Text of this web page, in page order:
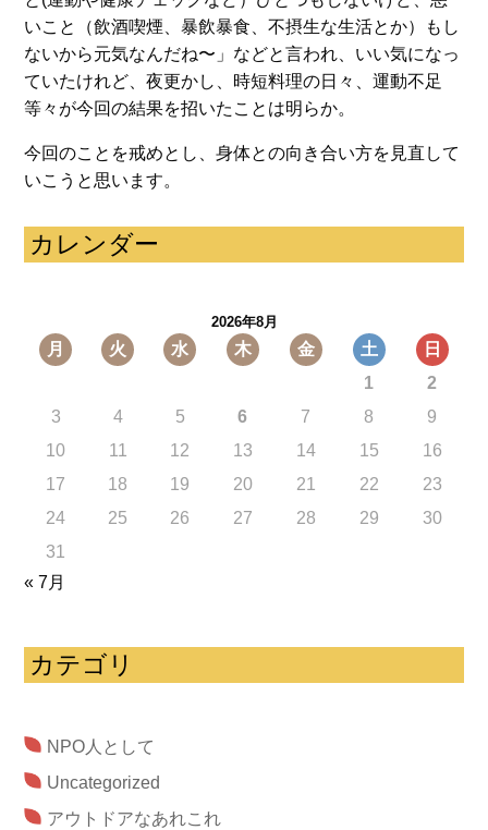
いこと（飲酒喫煙、暴飲暴食、不摂生な生活とか）もし
ないから元気なんだね〜」などと言われ、いい気になっ
ていたけれど、夜更かし、時短料理の日々、運動不足
等々が今回の結果を招いたことは明らか。
今回のことを戒めとし、身体との向き合い方を見直して
いこうと思います。
カレンダー
2026年8月
月 火 水 木 金 土
日
1
2
3
4 5 6 7 8
9
10
11 12 13 14 15
16
17
18 19 20 21 22
23
24
25 26 27 28 29
30
31
« 7月
カテゴリ
NPO人として
Uncategorized
アウトドアなあれこれ